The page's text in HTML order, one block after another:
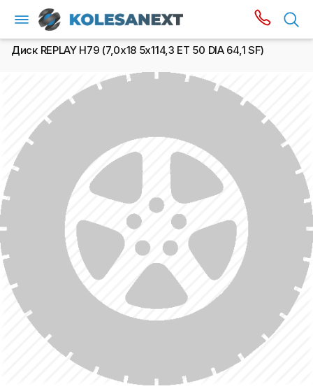
Диск REPLAY H79 (7,0х18 5x114,3 ET 50 DIA 64,1 SF)